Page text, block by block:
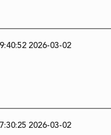
2026-03-02 19:40:52
2026-03-02 17:30:25